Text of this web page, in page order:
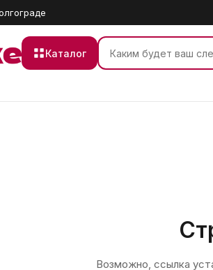
Каталог
Возможно, ссылка